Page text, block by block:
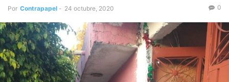
Por Contrapapel - 24 octubre, 2020 0